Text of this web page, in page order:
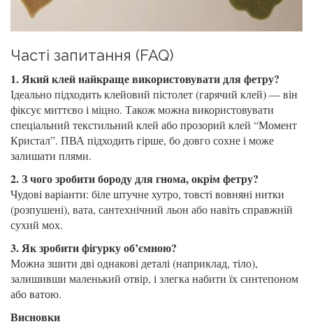
Часті запитання (FAQ)
1. Який клей найкраще використовувати для фетру?
Ідеально підходить клейовий пістолет (гарячий клей) — він
фіксує миттєво і міцно. Також можна використовувати
спеціальний текстильний клей або прозорий клей “Момент
Кристал”. ПВА підходить гірше, бо довго сохне і може
залишати плями.
2. З чого зробити бороду для гнома, окрім фетру?
Чудові варіанти: біле штучне хутро, товсті вовняні нитки
(розпушені), вата, сантехнічний льон або навіть справжній
сухий мох.
3. Як зробити фігурку об’ємною?
Можна зшити дві однакові деталі (наприклад, тіло),
залишивши маленький отвір, і злегка набити їх синтепоном
або ватою.
Висновки